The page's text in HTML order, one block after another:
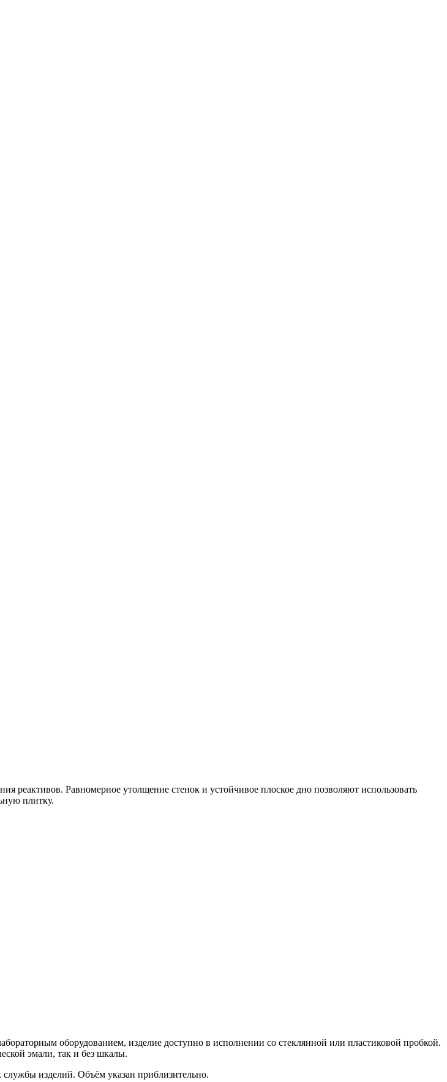
реактивов. Равномерное утолщение стенок и устойчивое плоское дно позволяют использовать
плитку.
оборудованием, изделие доступно в исполнении со стеклянной или пластиковой пробкой.
эмали, так и без шкалы.
изделий. Объём указан приблизительно.